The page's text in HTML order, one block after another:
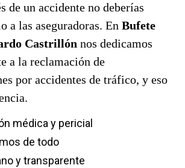
de un accidente no deberías
a las aseguradoras. En Bufete
Castrillón nos dedicamos
a la reclamación de
por accidentes de tráfico, y eso
médica y pericial
de todo
y transparente